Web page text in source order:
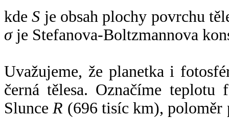
kdeS je obsah plochy povrchu
σje Stefanova-Boltzmannova
Uvažujeme, že planetka i
černá tělesa. Označíme
SlunceR (696 tisíc km),